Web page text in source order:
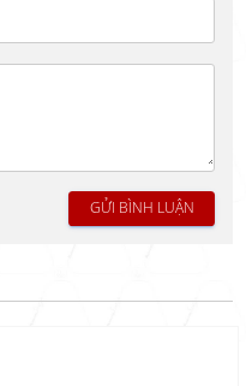
GỬI BÌNH LUẬN